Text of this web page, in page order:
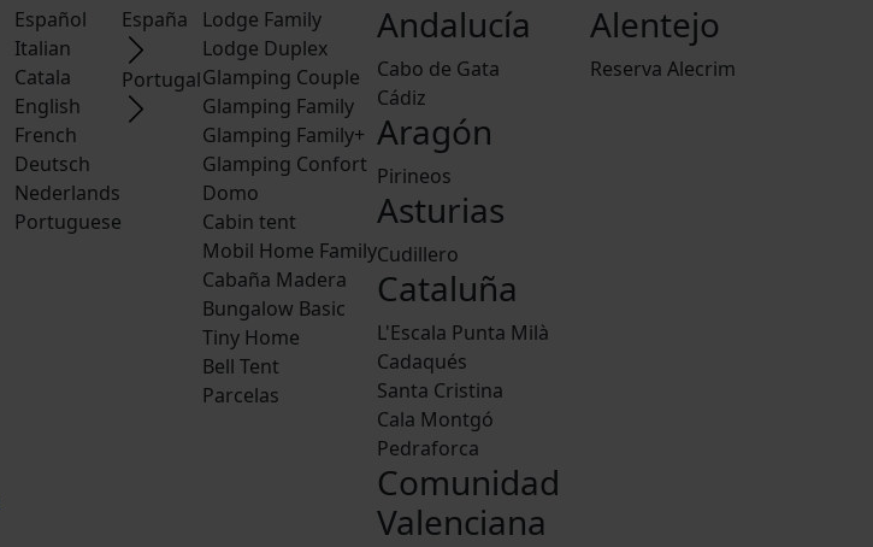
Español
Italian
Catala
English
French
Deutsch
Nederlands
Portuguese
España
Portugal
Lodge Family
Lodge Duplex
Glamping Couple
Glamping Family
Glamping Family+
Glamping Confort
Domo
Cabin tent
Mobil Home Family
Cabaña Madera
Bungalow Basic
Tiny Home
Bell Tent
Parcelas
Andalucía
Cabo de Gata
Cádiz
Aragón
Pirineos
Asturias
Cudillero
Cataluña
L'Escala Punta Milà
Cadaqués
Santa Cristina
Cala Montgó
Pedraforca
Comunidad
Valenciana
Alentejo
Reserva Alecrim